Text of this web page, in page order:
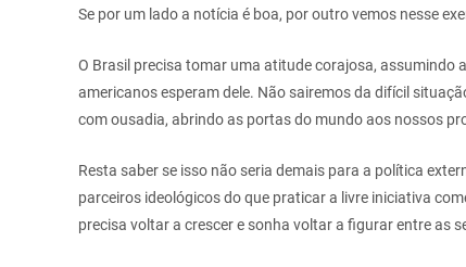
Se por um lado a notícia é boa, por outro vemos nesse
O Brasil precisa tomar uma atitude corajosa, assumindo
americanos esperam dele. Não sairemos da difícil
com ousadia, abrindo as portas do mundo aos nossos
Resta saber se isso não seria demais para a política
parceiros ideológicos do que praticar a livre iniciativa
precisa voltar a crescer e sonha voltar a figurar entre as